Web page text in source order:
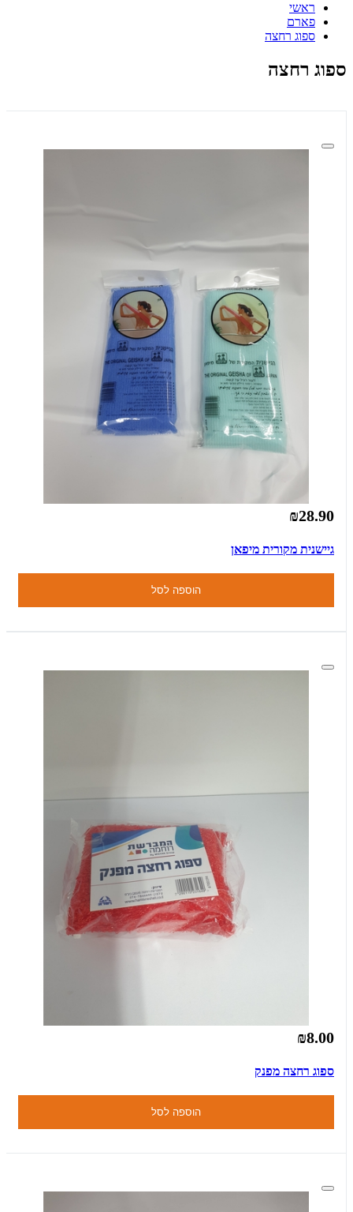
ראשי
פארם
ספוג רחצה
ספוג רחצה
₪28.90
גיישנית מקורית מיפאן
הוספה לסל
₪8.00
ספוג רחצה מפנק
הוספה לסל